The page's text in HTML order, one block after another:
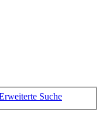
Suche